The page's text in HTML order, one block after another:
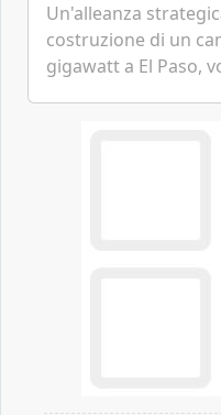
Un'alleanza
costruzione di un
gigawatt a El Paso,